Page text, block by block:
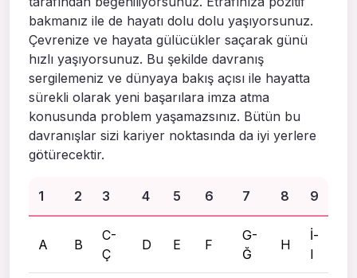
bakmanız ile de hayatı dolu dolu yaşıyorsunuz.
Çevrenize ve hayata gülücükler saçarak günü
hızlı yaşıyorsunuz. Bu şekilde davranış
sergilemeniz ve dünyaya bakış açısı ile hayatta
sürekli olarak yeni başarılara imza atma
konusunda problem yaşamazsınız. Bütün bu
davranışlar sizi kariyer noktasında da iyi yerlere
götürecektir.
1 2 3 4 5 6 7 8 9
A B
C-
Ç
D E F
G-
Ğ
H
İ-
I